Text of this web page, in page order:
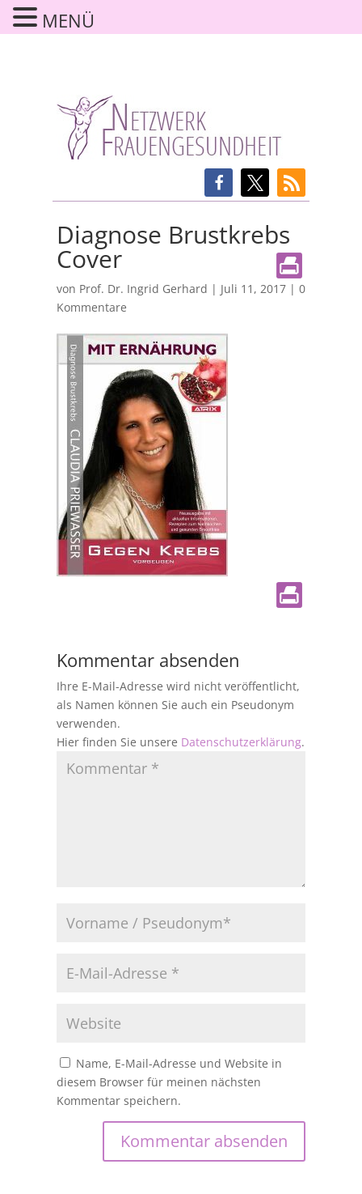
Diagnose Brustkrebs
Cover
von Prof. Dr. Ingrid Gerhard | Juli 11, 2017| 0
Kommentare
Kommentar absenden
Ihre E-Mail-Adresse wird nicht veröffentlicht,
als Namen können Sie auch ein Pseudonym
verwenden.
Hier finden Sie unsere Datenschutzerklärung.
Name, E-Mail-Adresse und Website in
diesem Browser für meinen nächsten
Kommentar speichern.
MENÜ